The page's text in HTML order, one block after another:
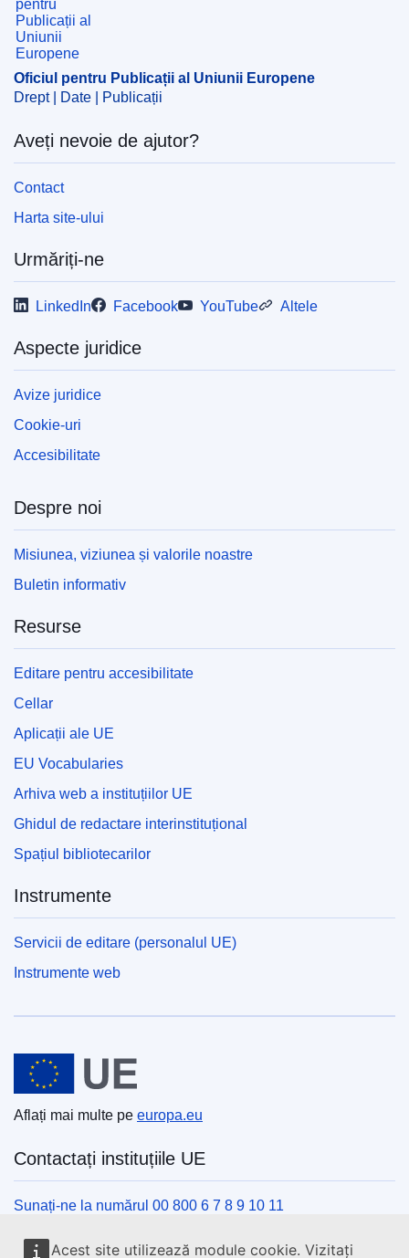
Acest site utilizează module cookie. Vizitați
nucleară
regiuni din Bulgaria
Oficiul pentru Publicații al Uniunii Europene
Drept | Date | Publicații
Aveți nevoie de ajutor?
Contact
Harta site-ului
Urmăriți-ne
LinkedIn Facebook YouTube Altele
Aspecte juridice
Avize juridice
Cookie-uri
Accesibilitate
Despre noi
Misiunea, viziunea și valorile noastre
Buletin informativ
Resurse
Editare pentru accesibilitate
Cellar
Aplicații ale UE
EU Vocabularies
Arhiva web a instituțiilor UE
Ghidul de redactare interinstituțional
Spațiul bibliotecarilor
Instrumente
Servicii de editare (personalul UE)
Instrumente web
Uniunea Europeană
Aflați mai multe pe europa.eu
Contactați instituțiile UE
Sunați-ne la numărul 00 800 6 7 8 9 10 11
Utilizați alte opțiuni telefonice